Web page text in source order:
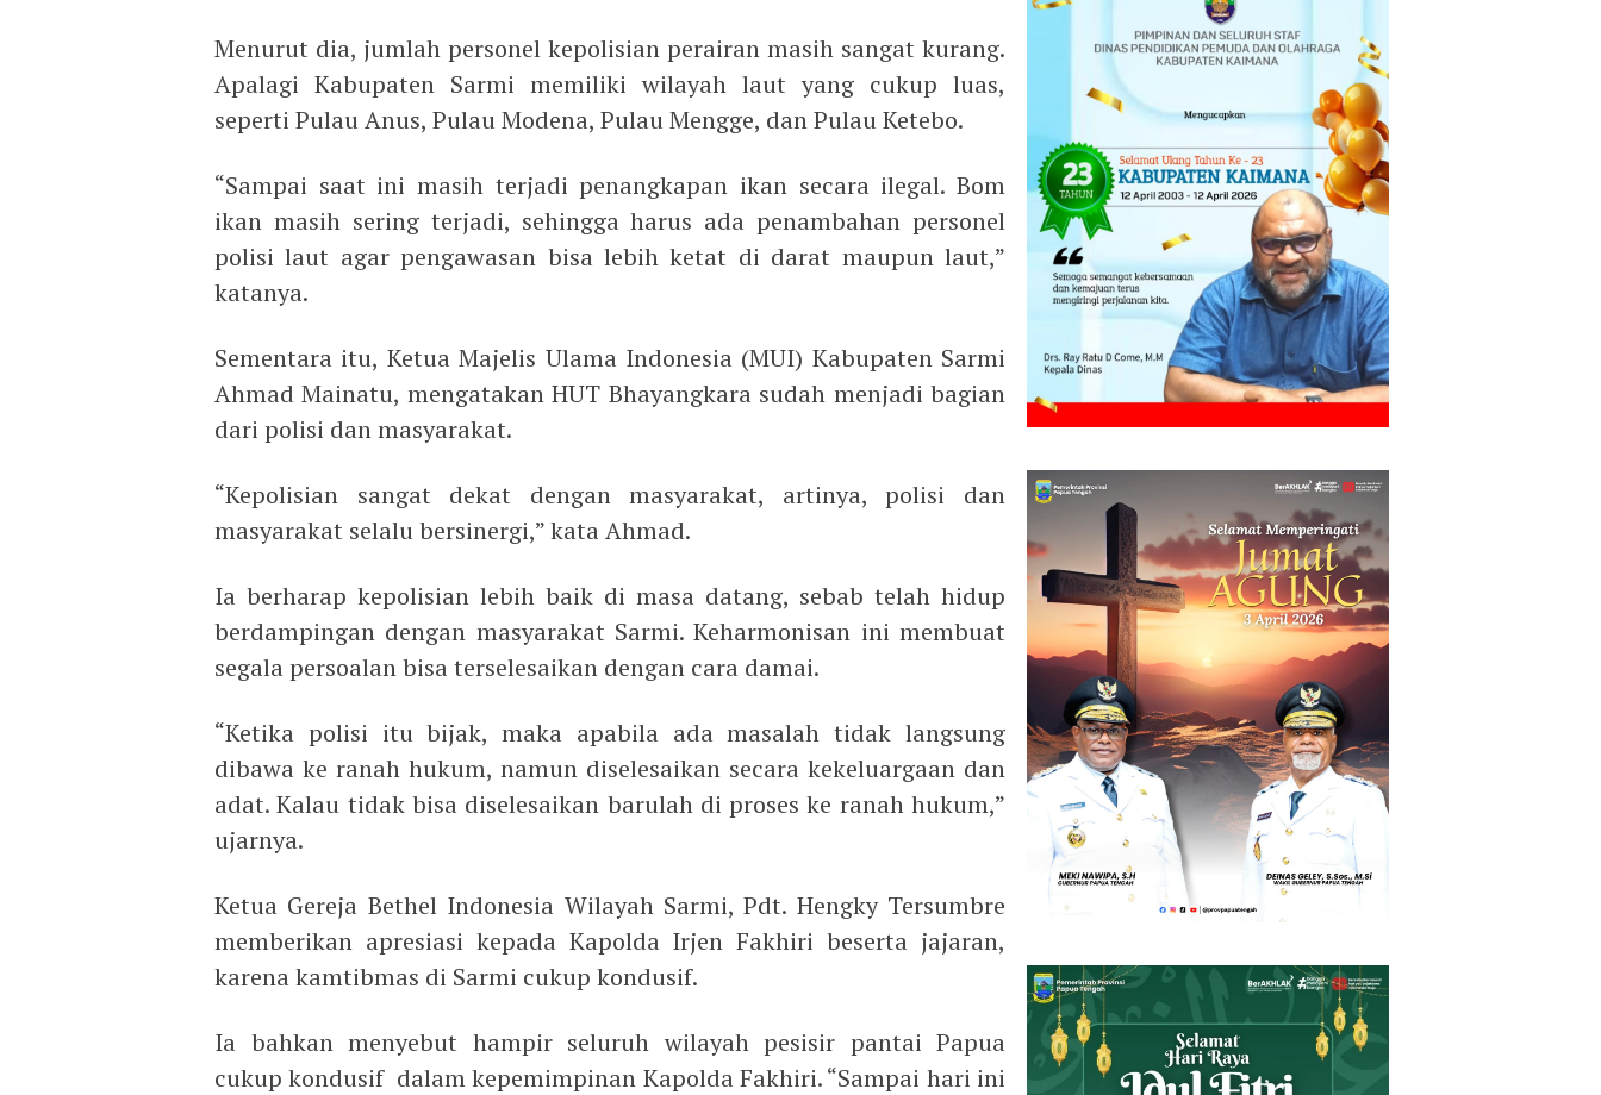
Menurut dia, jumlah personel kepolisian perairan masih sangat kurang.
Apalagi Kabupaten Sarmi memiliki wilayah laut yang cukup luas,
seperti Pulau Anus, Pulau Modena, Pulau Mengge, dan Pulau Ketebo.
“Sampai saat ini masih terjadi penangkapan ikan secara ilegal. Bom
ikan masih sering terjadi, sehingga harus ada penambahan personel
polisi laut agar pengawasan bisa lebih ketat di darat maupun laut,”
katanya.
Sementara itu, Ketua Majelis Ulama Indonesia (MUI) Kabupaten Sarmi
Ahmad Mainatu, mengatakan HUT Bhayangkara sudah menjadi bagian
dari polisi dan masyarakat.
“Kepolisian sangat dekat dengan masyarakat, artinya, polisi dan
masyarakat selalu bersinergi,” kata Ahmad.
Ia berharap kepolisian lebih baik di masa datang, sebab telah hidup
berdampingan dengan masyarakat Sarmi. Keharmonisan ini membuat
segala persoalan bisa terselesaikan dengan cara damai.
“Ketika polisi itu bijak, maka apabila ada masalah tidak langsung
dibawa ke ranah hukum, namun diselesaikan secara kekeluargaan dan
adat. Kalau tidak bisa diselesaikan barulah di proses ke ranah hukum,”
ujarnya.
Ketua Gereja Bethel Indonesia Wilayah Sarmi, Pdt. Hengky Tersumbre
memberikan apresiasi kepada Kapolda Irjen Fakhiri beserta jajaran,
karena kamtibmas di Sarmi cukup kondusif.
Ia bahkan menyebut hampir seluruh wilayah pesisir pantai Papua
cukup kondusif dalam kepemimpinan Kapolda Fakhiri. “Sampai hari ini